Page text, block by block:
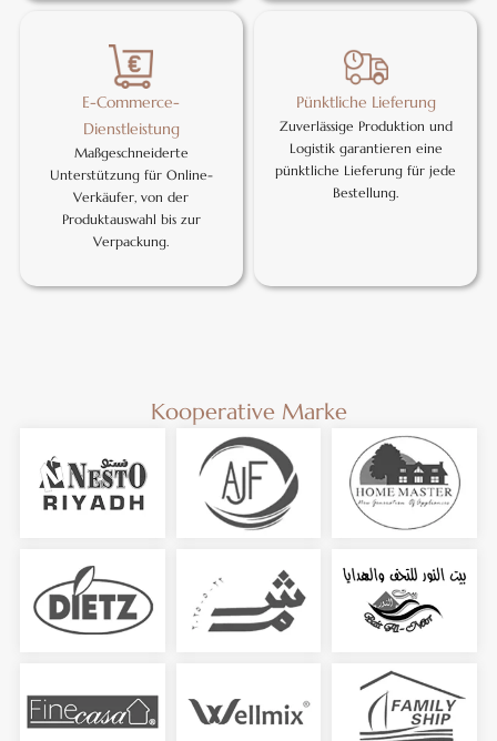
E-Commerce-
Dienstleistung
Maßgeschneiderte
Unterstützung für Online-
Verkäufer, von der
Produktauswahl bis zur
Verpackung.
Pünktliche Lieferung
Zuverlässige Produktion und
Logistik garantieren eine
pünktliche Lieferung für jede
Bestellung.
Kooperative Marke